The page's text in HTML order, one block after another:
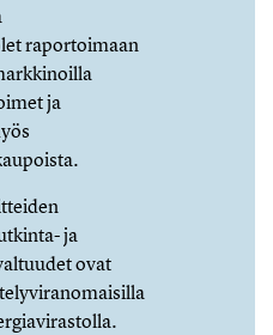
raportoimaan
ja
ja
ovat